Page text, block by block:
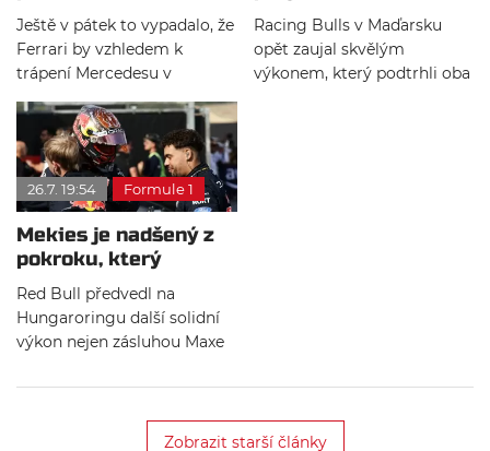
frustrovaného Maxe
Verstappena, ostrých slov
Tota Wolffa a oznámení
Sepangu.
chyb: Vasseur ale vidí
i pozitiva
Ještě v pátek to vypadalo, že
Ferrari by vzhledem k
trápení Mercedesu v
Maďarsku mohlo bojovat o
vítězství. Opět však doplatilo
na tresty a ne zcela ideální
průběh závodu.
Lindblad znovu zářili
Racing Bulls v Maďarsku
opět zaujal skvělým
výkonem, který podtrhli oba
26.7. 19:54 Formule 1
Mekies je nadšený z
pokroku, který
udělali: Blíží se čas
rozhodnutí
Red Bull předvedl na
Hungaroringu další solidní
výkon nejen zásluhou Maxe
Hadjara, který chytře
takticky přenechal poziciZobrazit starší články